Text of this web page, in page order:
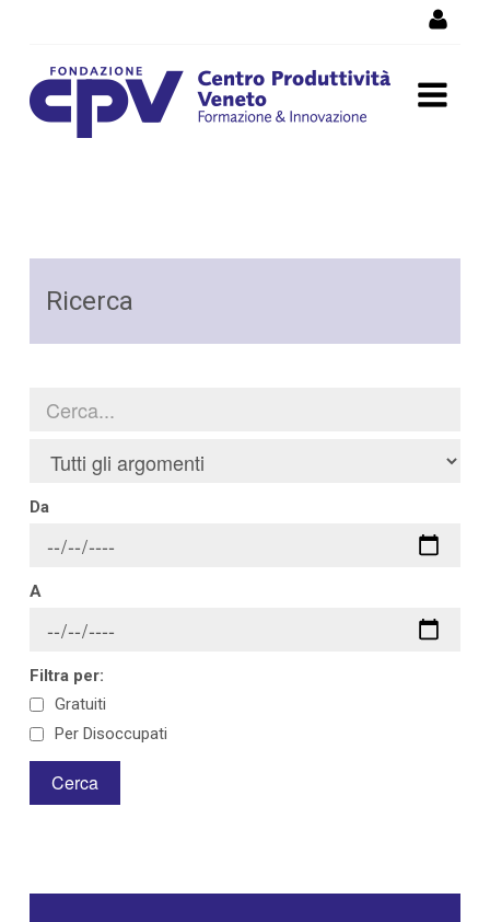
Ricerca
Da
A
Filtra per:
Gratuiti
Per Disoccupati